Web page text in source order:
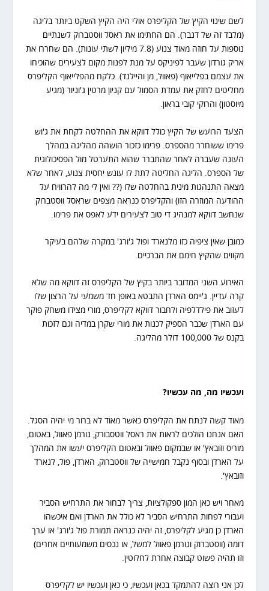
לשם שינוי הקיץ של הקליפרס אולי היה הקיץ השקט ביותר בליגה
(מלבד זה של דנבר). הם החתימו את ראסל ווסטברוק לשנתיים
נוספות על חוזה מאוד צנוע (7.8 מיליון לשתי עונות). הם שחררו את
אריק גורדון שעבר לפיניקס על מנת לפנות מקום לצעירים שהוכיחו
את עצמם בפלייאוף (פאוול, מן והיילנד). כלקח מהפלייאוף הקליפרס
מחליטים לחזק את עמדת הסמול עם קניון מרטין ג'וניור (מגיע
מיוסטון) והרוקי קובי בראון.
הצעד הרועש של הקיץ כולל דווקא את ההחלטה לקחת את ג'וש
פרימו ששוחרר מהספרס. פרימו כזכור הושהה מהליגה במהלך
העונה שעברה לאחר שהתברר שהוא התערטל מול הפסיכולוגית
של הספרס. הליגה החליטה לתת לו עונש יחסית צנוע, לאחר שלא
מצאה התנהגות מינית בהחלטה שלו (?? ואין לי מה להרוויח על
ההודעה המוזרה הזו) והקליפרס כנראה מצפים שראסל ווסטברוק
שנחשב דווקא למנהיג די טוב לצעירים ידע לאפס את פרימו.
כמובן שאין ציפיה כזו מלנארד ופול ג'ורג' במקרה שלהם בעיקר
מקווים שהקיץ חימם את הברכיים.
האירוע השני המדובר ביותר בקיץ של הקליפרס זה דווקא מה שלא
קרה עדיין. ג'יימס הארדן התבטא באופן חד משמעי על הרצון שלו
לעזוב את פילדלפיה ולחבור דווקא לקליפרס, מורי מצידו משחק פוקר
עם הארדן שכבר הספיק לכנות את מורי שקרן במדיה וגם לזכות
בקנס של 100,000 דולר מהליגה.
ועכשיו מה, מה עכשיו?
מאוד קשה לנתח את הקליפרס כאשר מאוד לא ברור מי יהיה הסגל.
האם אנחנו הולכים לראות את ראסל ווטסבורק, נורמן פאוול, באטום,
מוריס וזובאץ' או שבמקום פאוול ובאטום הקליפרס יעשו את המהלך
על הארדן ובסוף נקבל חמישייה של ווסטברוק, הארדן, פול, לנארד
וזובאץ'.
מאחר ויש כאן המון ספקולציות, צריך לבחור את התרחיש הסביר
ועבורי לפחות התרחיש הסביר לא כולל את הארדן ואם איכשהו
הארדן כן מגיע לקליפרס, זה יהיה כנראה תמורת פול ג'ורג' או ערך
דומה (ווסטברוק ונורמן פאוול למשל, או נכסים משמעותיים אחרים)
וזו תהיה פשוט קבוצה אחרת לחלוטין.
לכן אני רוצה להתמקד בכאן ועכשיו, כי כאן ועכשיו יש לקליפרס